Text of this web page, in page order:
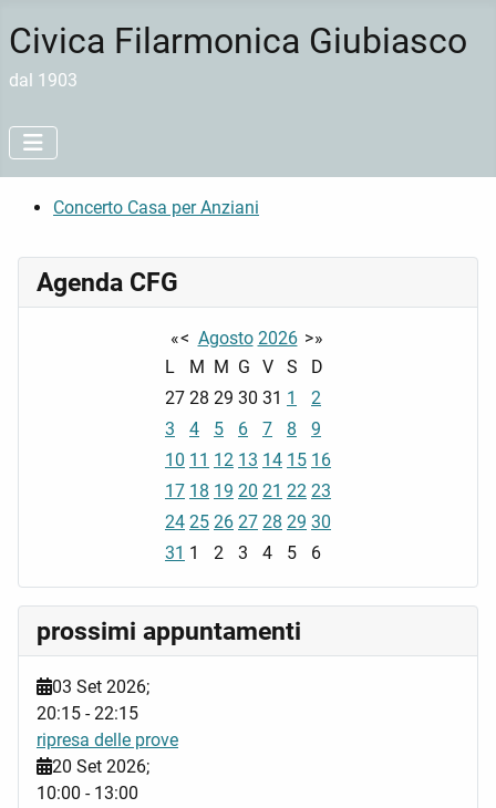
Civica Filarmonica Giubiasco
dal 1903
Concerto Casa per Anziani
Agenda CFG
«< Agosto 2026 >»
L
M M G V S
D
27 28 29 30 31 1
2
3
4 5 6 7 8
9
10 11 12 13 14 15 16
17 18 19 20 21 22 23
24 25 26 27 28 29 30
31 1 2 3 4 5 6
prossimi appuntamenti
03 Set 2026;
20:15 -22:15
ripresa delle prove
20 Set 2026;
10:00 - 13:00